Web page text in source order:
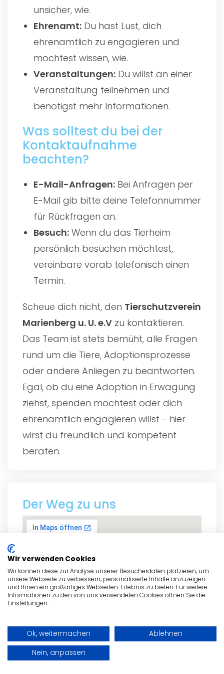
unsicher, wie.
Ehrenamt: Du hast Lust, dich
ehrenamtlich zu engagieren und
möchtest wissen, wie.
Veranstaltungen: Du willst an einer
Veranstaltung teilnehmen und
benötigst mehr Informationen.
Was solltest du bei der
Kontaktaufnahme
beachten?
E-Mail-Anfragen: Bei Anfragen per
E-Mail gib bitte deine Telefonnummer
für Rückfragen an.
Besuch: Wenn du das Tierheim
persönlich besuchen möchtest,
vereinbare vorab telefonisch einen
Termin.
Scheue dich nicht, den Tierschutzverein
Marienberg u. U. e.V zu kontaktieren.
Das Team ist stets bemüht, alle Fragen
rund um die Tiere, Adoptionsprozesse
oder andere Anliegen zu beantworten.
Egal, ob du eine Adoption in Erwägung
ziehst, spenden möchtest oder dich
ehrenamtlich engagieren willst - hier
wirst du freundlich und kompetent
beraten.
Der Weg zu uns
Wir verwenden Cookies
Wir können diese zur Analyse unserer Besucherdaten platzieren, um
unsere Webseite zu verbessern, personalisierte Inhalte anzuzeigen
und Ihnen ein großartiges Webseiten-Erlebnis zu bieten. Für weitere
Informationen zu den von uns verwendeten Cookies öffnen Sie die
Einstellungen.
Ok, weitermachen
Ablehnen
Nein, anpassen